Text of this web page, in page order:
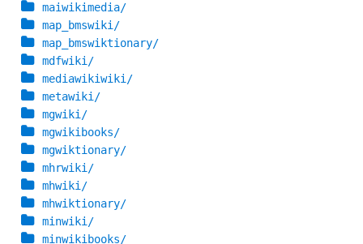
maiwikimedia/
map_bmswiki/
map_bmswiktionary/
mdfwiki/
mediawikiwiki/
metawiki/
mgwiki/
mgwikibooks/
mgwiktionary/
mhrwiki/
mhwiki/
mhwiktionary/
minwiki/
minwikibooks/